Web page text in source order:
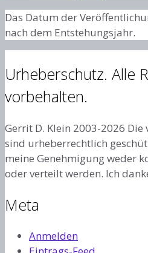
Das Datum der
nach dem Entstehungsjahr.
Urheberschutz. Alle
vorbehalten.
Gerrit D. Klein 2003-2026
sind urheberrechtlich
meine Genehmigung weder
oder verteilt werden. Ich
Meta
Anmelden